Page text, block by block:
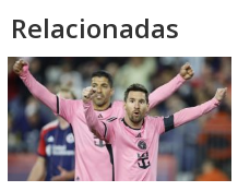
Relacionadas